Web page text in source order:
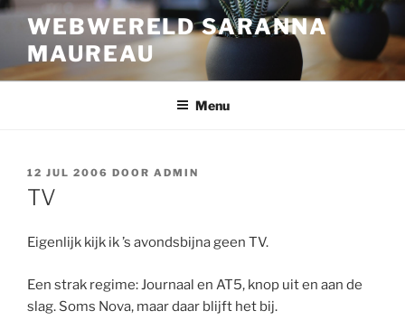
Ga
inhoud
WEBWERELD SARANNA
MAUREAU
Menu
GEPLAATST
OP
12 JUL 2006 DOOR ADMIN
TV
Eigenlijk kijk ik ’s avondsbijna geen TV.
Een strak regime: Journaal en AT5, knop uit en aan de
slag. Soms Nova, maar daar blijft het bij.